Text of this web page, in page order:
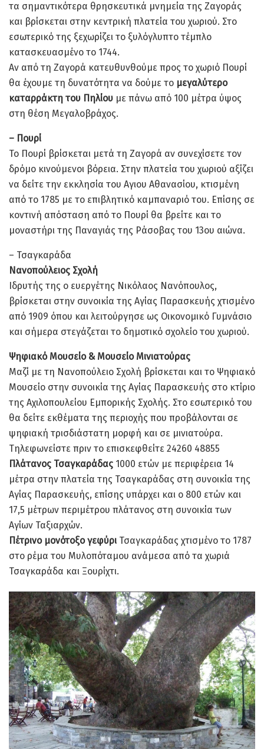
τα σημαντικότερα θρησκευτικά μνημεία της Ζαγοράς
και βρίσκεται στην κεντρική πλατεία του χωριού. Στο
εσωτερικό της ξεχωρίζει το ξυλόγλυπτο τέμπλο
κατασκευασμένο το 1744.
Αν από τη Ζαγορά κατευθυνθούμε προς το χωριό Πουρί
θα έχουμε τη δυνατότητα να δούμε το μεγαλύτερο
καταρράκτη του Πηλίου με πάνω από 100 μέτρα ύψος
στη θέση Μεγαλοβράχος.
– Πουρί
Το Πουρί βρίσκεται μετά τη Ζαγορά αν συνεχίσετε τον
δρόμο κινούμενοι βόρεια. Στην πλατεία του χωριού αξίζει
να δείτε την εκκλησία του Αγιου Αθανασίου, κτισμένη
από το 1785 με το επιβλητικό καμπαναριό του. Επίσης σε
κοντινή απόσταση από το Πουρί θα βρείτε και το
μοναστήρι της Παναγιάς της Ράσοβας του 13ου αιώνα.
– Τσαγκαράδα
Νανοπούλειος Σχολή
Ιδρυτής της ο ευεργέτης Νικόλαος Νανόπουλος,
βρίσκεται στην συνοικία της Αγίας Παρασκευής χτισμένο
από 1909 όπου και λειτούργησε ως Οικονομικό Γυμνάσιο
και σήμερα στεγάζεται το δημοτικό σχολείο του χωριού.
Ψηφιακό Μουσείο & Μουσείο Μινιατούρας
Μαζί με τη Νανοπούλειο Σχολή βρίσκεται και το Ψηφιακό
Μουσείο στην συνοικία της Αγίας Παρασκευής στο κτίριο
της Αχιλοπουλείου Εμπορικής Σχολής. Στο εσωτερικό του
θα δείτε εκθέματα της περιοχής που προβάλονται σε
ψηφιακή τρισδιάστατη μορφή και σε μινιατούρα.
Τηλεφωνείστε πριν το επισκεφθείτε 24260 48855
Πλάτανος Τσαγκαράδας 1000 ετών με περιφέρεια 14
μέτρα στην πλατεία της Τσαγκαράδας στη συνοικία της
Αγίας Παρασκευής, επίσης υπάρχει και ο 800 ετών και
17,5 μέτρων περιμέτρου πλάτανος στη συνοικία των
Αγίων Ταξιαρχών.
Πέτρινο μονότοξο γεφύρι Τσαγκαράδας χτισμένο το 1787
στο ρέμα του Μυλοπόταμου ανάμεσα από τα χωριά
Τσαγκαράδα και Ξουρίχτι.